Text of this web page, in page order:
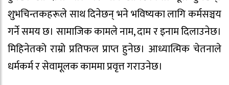
शुभचिन्तकहरूले साथ दिनेछन् भने भविष्यका लागि कर्मसञ्चय
गर्ने समय छ। सामाजिक कामले नाम, दाम र इनाम दिलाउनेछ।
मिहिनेतको राम्रो प्रतिफल प्राप्त हुनेछ। आध्यात्मिक चेतनाले
धर्मकर्म र सेवामूलक काममा प्रवृत्त गराउनेछ।